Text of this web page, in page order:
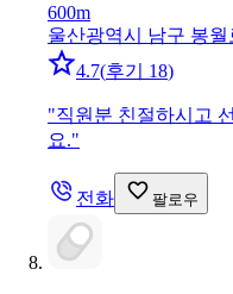
600m
울산광역시 남구 봉월
4.7(후기 18)
"직원분 친절하시고
요."
전화 팔로우